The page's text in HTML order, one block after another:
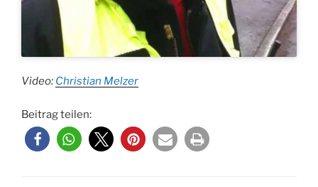
Video: Christian Melzer
Beitrag teilen: